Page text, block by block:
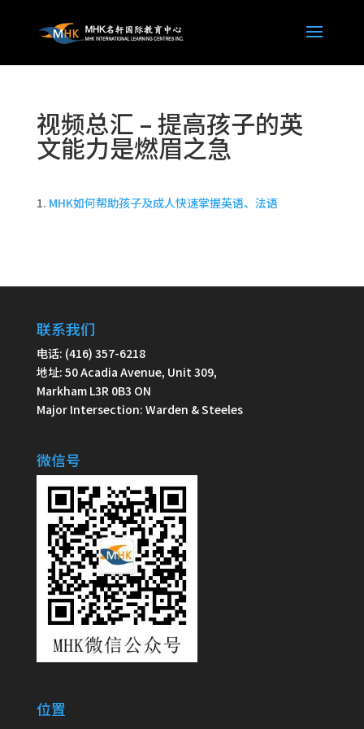
视频总汇 – 提高孩子的英
文能力是燃眉之急
MHK如何帮助孩子及成人快速掌握英语、法语
联系我们
电话: (416) 357-6218
地址: 50 Acadia Avenue, Unit 309,
Markham L3R 0B3 ON
Major Intersection: Warden & Steeles
微信号
位置